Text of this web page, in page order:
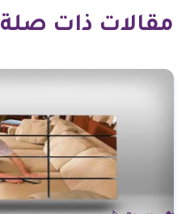
مقالات ذات صلة